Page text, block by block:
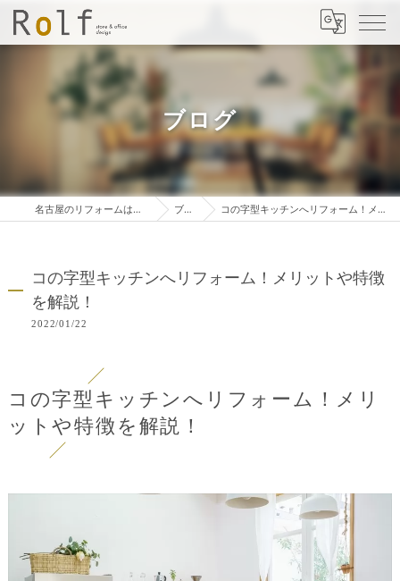
ブログ
名古屋のリフォームは株式会社ロルフ ブログ コの字型キッチンへリフォーム！メリットや特徴を解説！
コの字型キッチンへリフォーム！メリットや特徴
を解説！
2022/01/22
コの字型キッチンへリフォーム！メリ
ットや特徴を解説！